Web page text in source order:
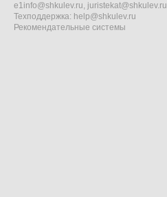
e1info@shkulev.ru, juristekat@shkulev.ru
Техподдержка: help@shkulev.ru
Рекомендательные системы